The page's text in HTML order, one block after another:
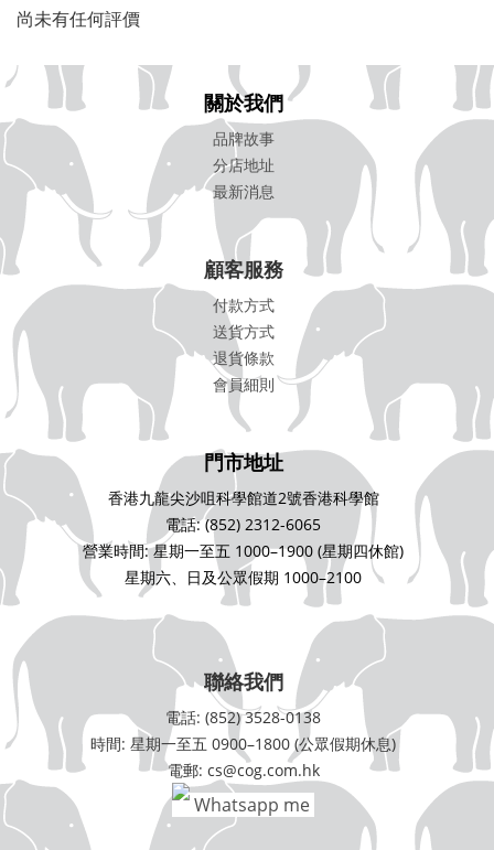
尚未有任何評價
關於我們
品牌故事
分店地址
最新消息
顧客服務
付款方式
送貨方式
退貨條款
會員細則
門市地址
香港九龍尖沙咀科學館道2號香港科學館
電話: (852) 2312-6065
營業時間: 星期一至五 1000–1900 (星期四休館)
星期六、日及公眾假期 1000–2100
聯絡我們
電話: (852) 3528-0138
時間: 星期一至五 0900–1800 (公眾假期休息)
電郵: cs@cog.com.hk
Whatsapp me